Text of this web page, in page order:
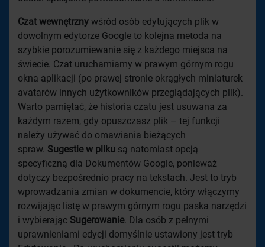
Czat wewnętrzny wśród osób edytujących plik w
dowolnym edytorze Google to kolejna metoda na
szybkie porozumiewanie się z każdego miejsca na
świecie. Czat uruchamiamy w prawym górnym rogu
okna aplikacji (po prawej stronie okrągłych miniaturek
avatarów innych użytkowników przeglądających plik).
Warto pamiętać, że historia czatu jest usuwana za
każdym razem, gdy opuszczasz plik – tej funkcji
należy używać do omawiania bieżących
spraw. Sugestie w pliku są natomiast opcją
specyficzną dla Dokumentów Google, ponieważ
dotyczy bezpośrednio pracy na tekstach. Jest to tryb
wprowadzania zmian w dokumencie, który włączymy
rozwijając listę w prawym górnym rogu paska narzędzi
i wybierając Sugerowanie. Dla osób z pełnymi
uprawnieniami edycji domyślnie ustawiony jest tryb